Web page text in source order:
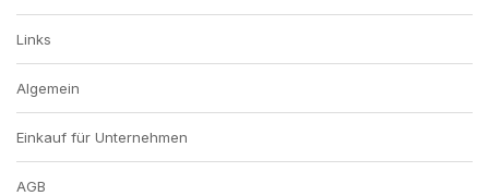
Links
Algemein
Einkauf für Unternehmen
AGB